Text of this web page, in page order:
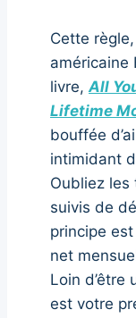
Cette
américaine
livre,All
Lifetime
bouffée
intimidant
Oubliez les
suivis de
principe
net
Loin d’être
est votre